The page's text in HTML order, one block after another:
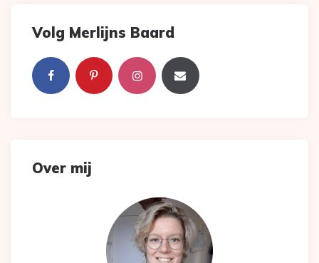
Volg Merlijns Baard
Over mij